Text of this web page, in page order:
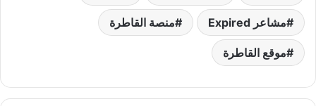
مشاعر Expired منصة القاطرة
موقع القاطرة